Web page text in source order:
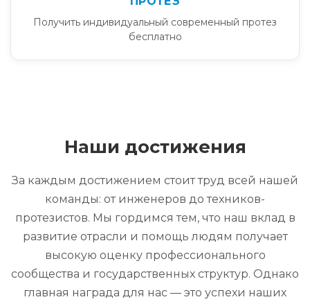
Получить индивидуальный современный протез
бесплатно
Наши достижения
За каждым достижением стоит труд всей нашей
команды: от инженеров до техников-
протезистов. Мы гордимся тем, что наш вклад в
развитие отрасли и помощь людям получает
высокую оценку профессионального
сообщества и государственных структур. Однако
главная награда для нас — это успехи наших